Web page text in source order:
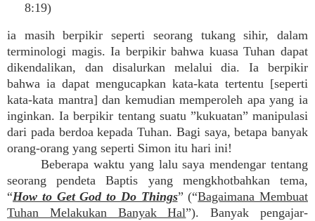
8:19)
ia masih berpikir seperti seorang tukang sihir, dalam
terminologi magis. Ia berpikir bahwa kuasa Tuhan dapat
dikendalikan, dan disalurkan melalui dia. Ia berpikir
bahwa ia dapat mengucapkan kata-kata tertentu [seperti
kata-kata mantra] dan kemudian memperoleh apa yang ia
inginkan. Ia berpikir tentang suatu ”kukuatan” manipulasi
dari pada berdoa kepada Tuhan. Bagi saya, betapa banyak
orang-orang yang seperti Simon itu hari ini!
Beberapa waktu yang lalu saya mendengar tentang
seorang pendeta Baptis yang mengkhotbahkan tema,
“How to Get God to Do Things” (“Bagaimana Membuat
Tuhan Melakukan Banyak Hal”). Banyak pengajar-